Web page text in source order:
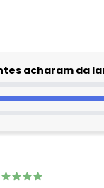
acharam da